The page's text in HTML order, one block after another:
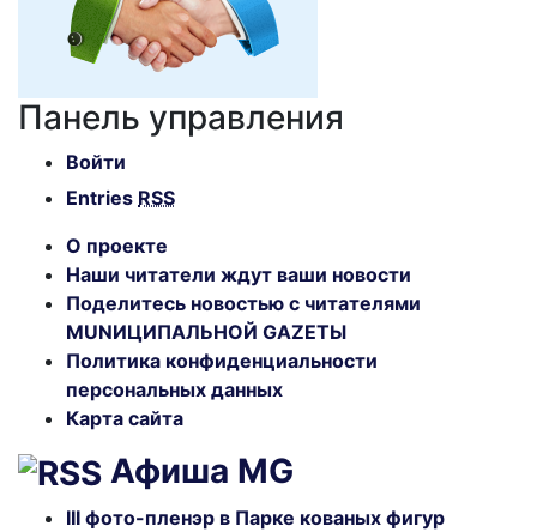
Панель управления
Войти
Entries RSS
О проекте
Наши читатели ждут ваши новости
Поделитесь новостью с читателями
MUNИЦИПАЛЬНОЙ GAZЕТЫ
Политика конфиденциальности
персональных данных
Карта сайта
Афиша MG
III фото-пленэр в Парке кованых фигур